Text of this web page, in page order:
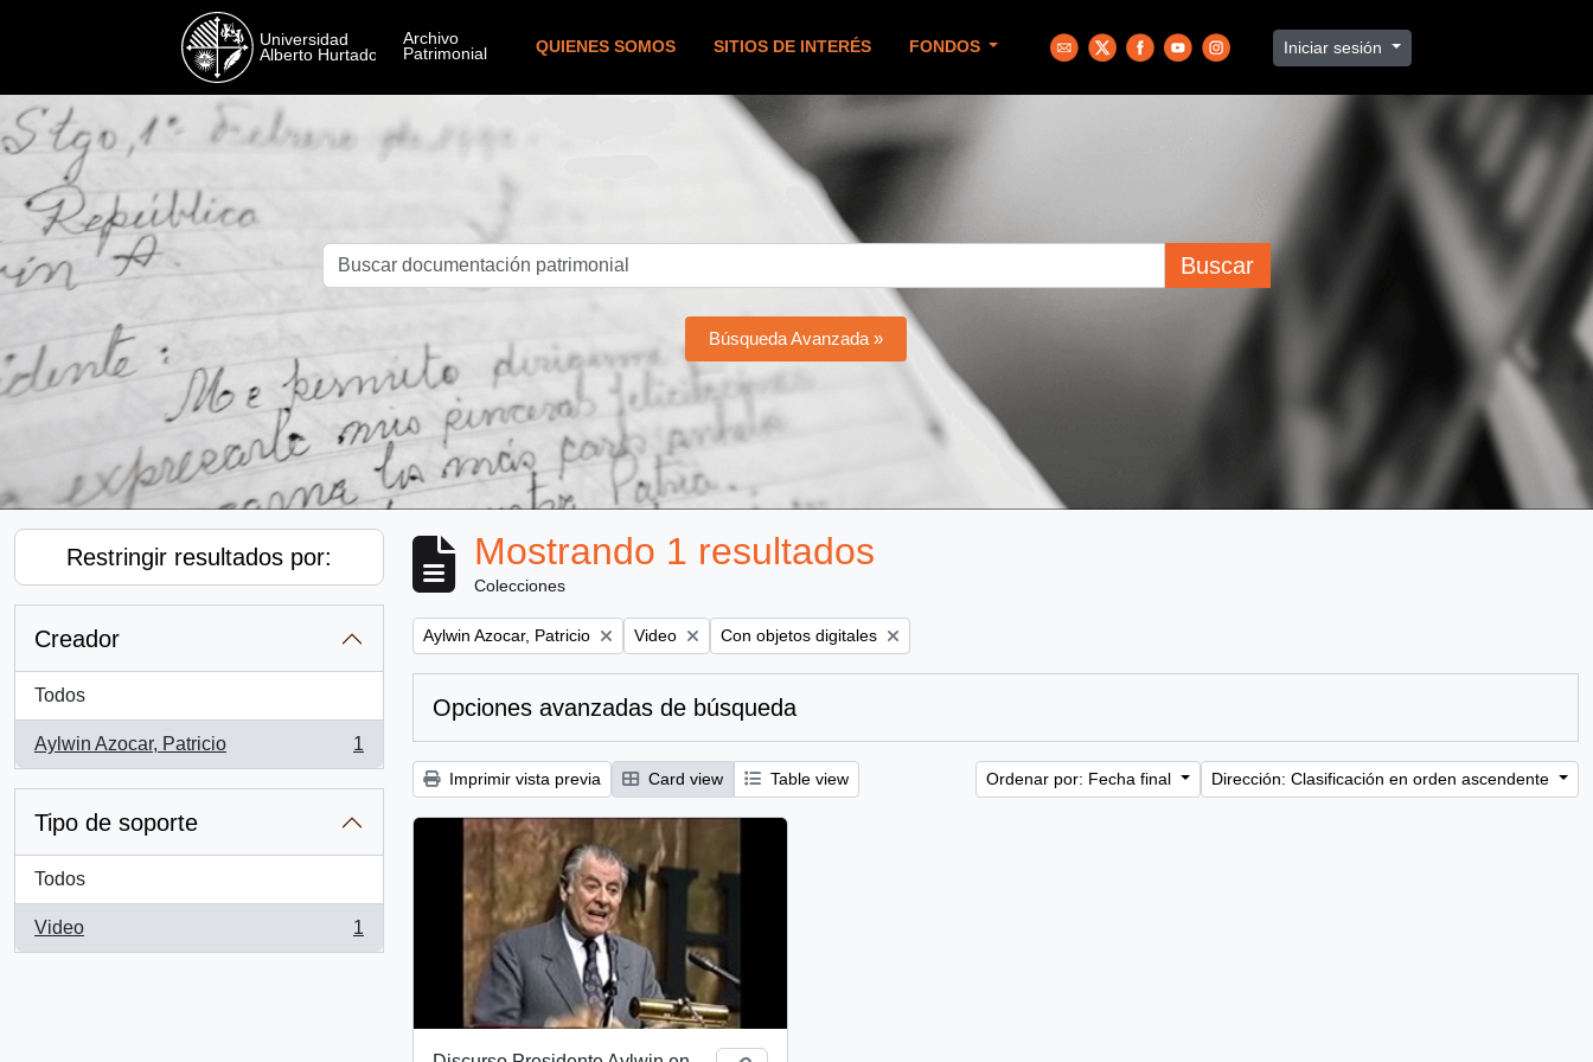
QUIENES SOMOS SITIOS DE INTERÉS FONDOS Iniciar sesión
Buscar
Búsqueda Avanzada »
Restringir resultados por:
Creador
Todos
Aylwin Azocar, Patricio
, 1 resultados
1
Tipo de soporte
Todos
Video
, 1 resultados
1
Mostrando 1 resultados
Colecciones
Remove filter:
Aylwin Azocar, Patricio Remove filter:
Video Remove filter:
Con objetos digitales
Opciones avanzadas de búsqueda
Imprimir vista previa Card view Table view Ordenar por: Fecha final Dirección: Clasificación en orden ascendente